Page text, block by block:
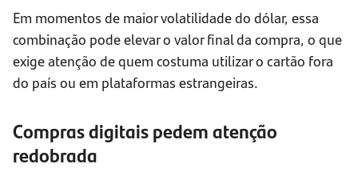
Em momentos de maior volatilidade do dólar, essa
combinação pode elevar o valor final da compra, o que
exige atenção de quem costuma utilizar o cartão fora
do país ou em plataformas estrangeiras.
Compras digitais pedem atenção
redobrada